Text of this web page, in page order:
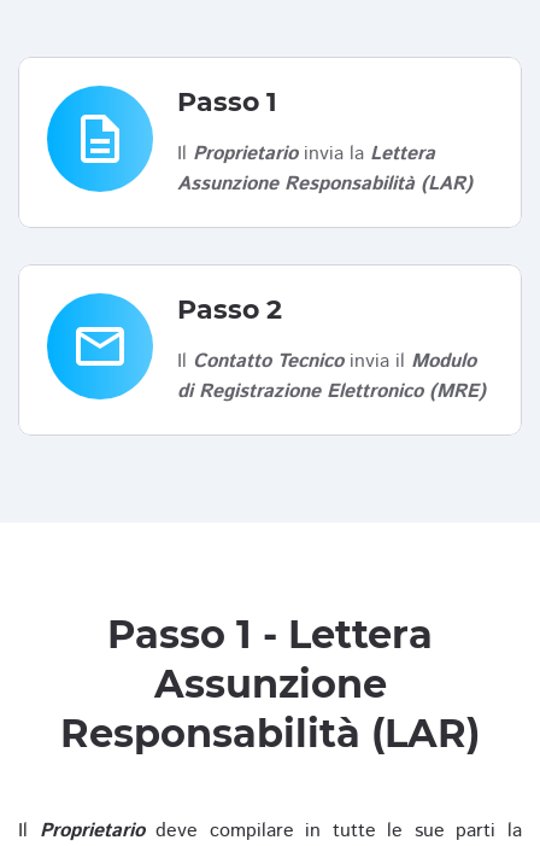
description
Passo 1
Il Proprietarioinvia la Lettera
Assunzione Responsabilità (LAR)
email
Passo 2
Il Contatto Tecnicoinvia il Modulo
di Registrazione Elettronico (MRE)
Passo 1 - Lettera
Assunzione
Responsabilità (LAR)
Il Proprietariodeve compilare in tutte le sue parti la